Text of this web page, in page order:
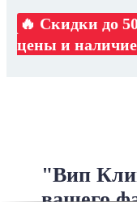
🔥 Скидки до
цены и наличие
"Вип